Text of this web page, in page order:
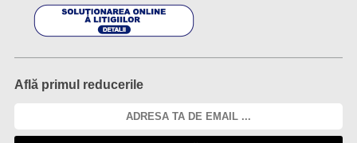
Află primul reducerile